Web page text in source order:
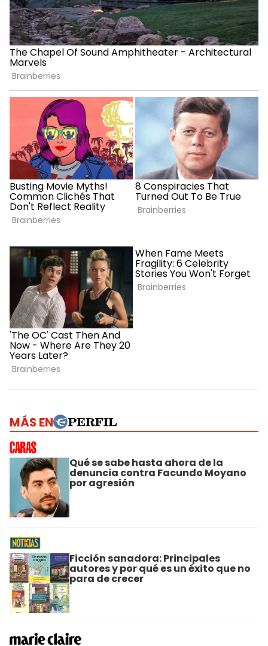
MÁS EN
Qué se sabe hasta ahora de la
denuncia contra Facundo Moyano
por agresión
Ficción sanadora: Principales
autores y por qué es un éxito que no
para de crecer